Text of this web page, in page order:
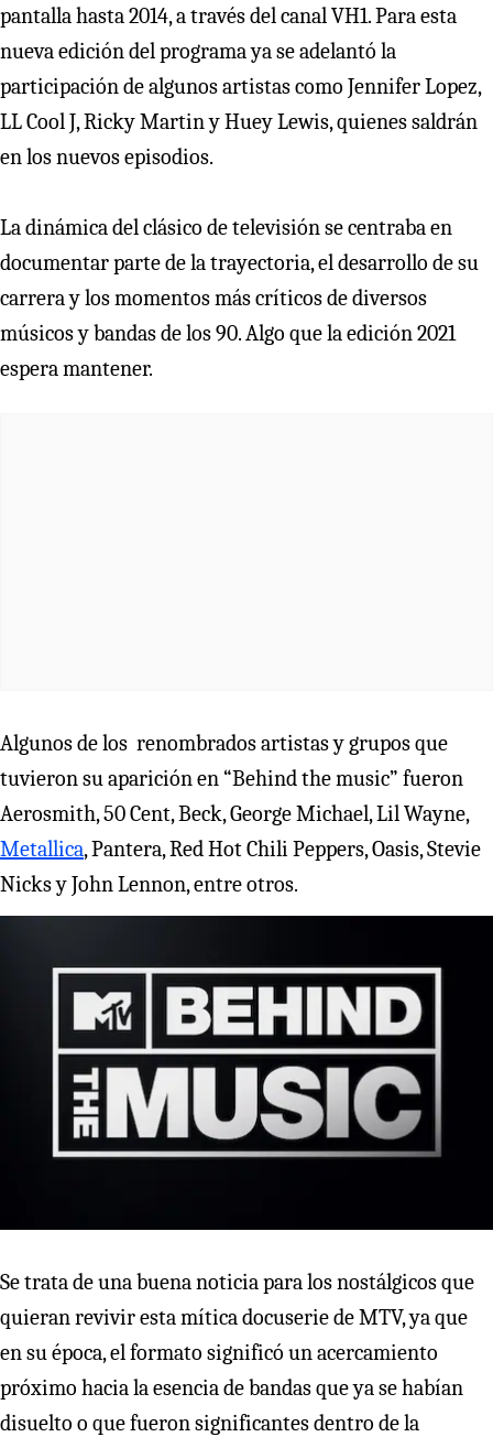
pantalla hasta 2014, a través del canal VH1. Para esta
nueva edición del programa ya se adelantó la
participación de algunos artistas como Jennifer Lopez,
LL Cool J, Ricky Martin y Huey Lewis, quienes saldrán
en los nuevos episodios.
La dinámica del clásico de televisión se centraba en
documentar parte de la trayectoria, el desarrollo de su
carrera y los momentos más críticos de diversos
músicos y bandas de los 90. Algo que la edición 2021
espera mantener.
Algunos de los renombrados artistas y grupos que
tuvieron su aparición en “Behind the music” fueron
Aerosmith, 50 Cent, Beck, George Michael, Lil Wayne,
Metallica, Pantera, Red Hot Chili Peppers, Oasis, Stevie
Nicks y John Lennon, entre otros.
Se trata de una buena noticia para los nostálgicos que
quieran revivir esta mítica docuserie de MTV, ya que
en su época, el formato significó un acercamiento
próximo hacia la esencia de bandas que ya se habían
disuelto o que fueron significantes dentro de la